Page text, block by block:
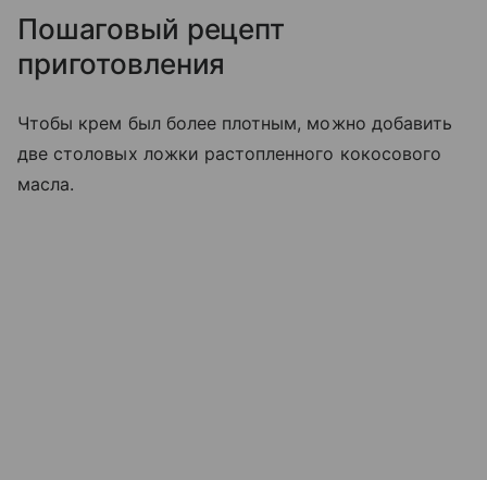
Пошаговый рецепт
приготовления
Чтобы крем был более плотным, можно добавить
две столовых ложки растопленного кокосового
масла.